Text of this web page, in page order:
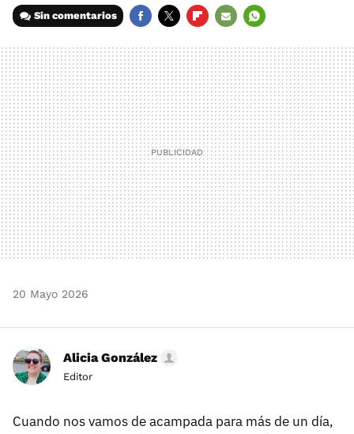
Sin comentarios
MAIL
20 Mayo 2026
Alicia González
Editor
Cuando nos vamos de acampada para más de un día,